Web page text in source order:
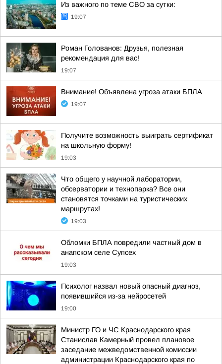
Из важного по теме СВО за сутки:
19:07
Роман Голованов: Друзья, полезная
рекомендация для вас!
19:07
Внимание! Объявлена угроза атаки БПЛА
19:07
Получите возможность выиграть сертификат
на школьную форму!
19:03
Что общего у научной лаборатории,
обсерватории и технопарка? Все они
становятся точками на туристических
маршрутах!
19:03
Обломки БПЛА повредили частный дом в
анапском селе Супсех
19:03
Психолог назвал новый опасный диагноз,
появившийся из-за нейросетей
19:00
Министр ГО и ЧС Краснодарского края
Станислав Камерный провел плановое
заседание межведомственной комиссии
администрации Краснодарского края по